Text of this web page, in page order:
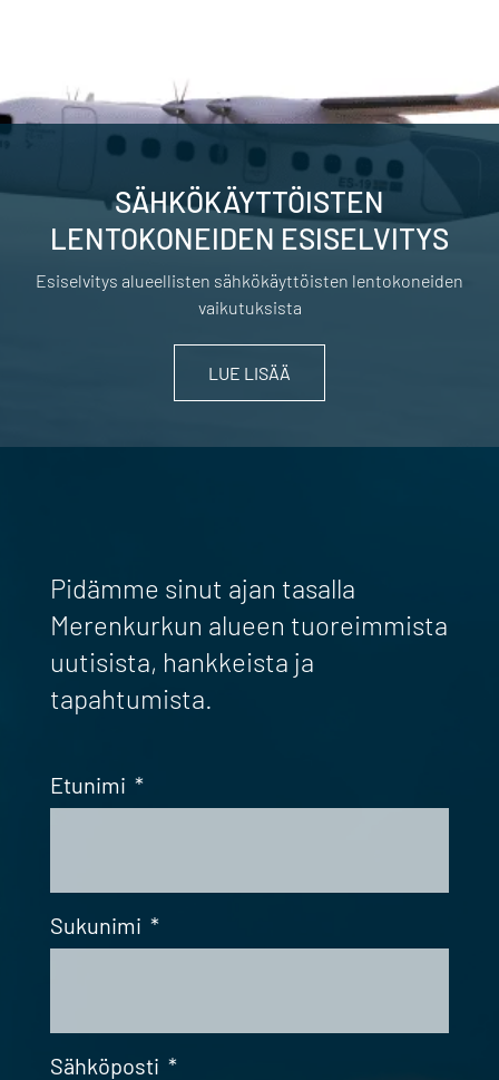
SÄHKÖKÄYTTÖISTEN
LENTOKONEIDEN ESISELVITYS
Esiselvitys alueellisten sähkökäyttöisten lentokoneiden
vaikutuksista
LUE LISÄÄ
Pidämme sinut ajan tasalla
Merenkurkun alueen tuoreimmista
uutisista, hankkeista ja
tapahtumista.
Etunimi *
Sukunimi *
Sähköposti *